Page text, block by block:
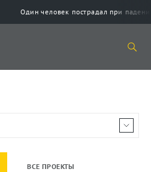
Один человек пострадал при
ВСЕ ПРОЕКТЫ